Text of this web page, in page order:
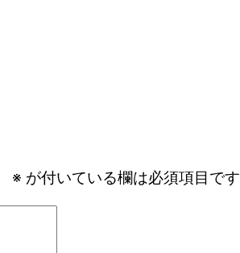
※ が付いている欄は必須項目です